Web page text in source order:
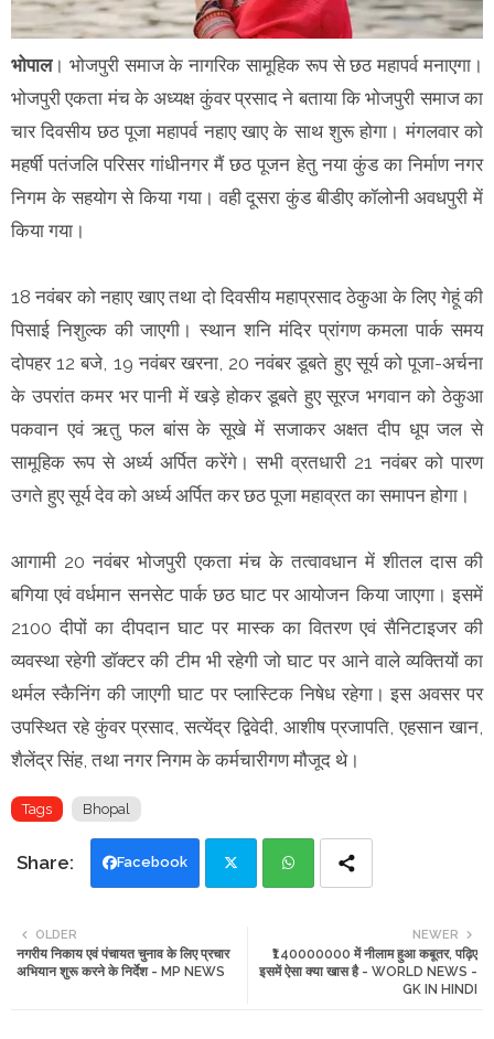
भोपाल। भोजपुरी समाज के नागरिक सामूहिक रूप से छठ महापर्व मनाएगा।
भोजपुरी एकता मंच के अध्यक्ष कुंवर प्रसाद ने बताया कि भोजपुरी समाज का
चार दिवसीय छठ पूजा महापर्व नहाए खाए के साथ शुरू होगा। मंगलवार को
महर्षी पतंजलि परिसर गांधीनगर मैं छठ पूजन हेतु नया कुंड का निर्माण नगर
निगम के सहयोग से किया गया। वही दूसरा कुंड बीडीए कॉलोनी अवधपुरी में
किया गया।
18 नवंबर को नहाए खाए तथा दो दिवसीय महाप्रसाद ठेकुआ के लिए गेहूं की
पिसाई निशुल्क की जाएगी। स्थान शनि मंदिर प्रांगण कमला पार्क समय
दोपहर 12 बजे, 19 नवंबर खरना, 20 नवंबर डूबते हुए सूर्य को पूजा-अर्चना
के उपरांत कमर भर पानी में खड़े होकर डूबते हुए सूरज भगवान को ठेकुआ
पकवान एवं ऋतु फल बांस के सूखे में सजाकर अक्षत दीप धूप जल से
सामूहिक रूप से अर्ध्य अर्पित करेंगे। सभी व्रतधारी 21 नवंबर को पारण
उगते हुए सूर्य देव को अर्ध्य अर्पित कर छठ पूजा महाव्रत का समापन होगा।
आगामी 20 नवंबर भोजपुरी एकता मंच के तत्वावधान में शीतल दास की
बगिया एवं वर्धमान सनसेट पार्क छठ घाट पर आयोजन किया जाएगा। इसमें
2100 दीपों का दीपदान घाट पर मास्क का वितरण एवं सैनिटाइजर की
व्यवस्था रहेगी डॉक्टर की टीम भी रहेगी जो घाट पर आने वाले व्यक्तियों का
थर्मल स्कैनिंग की जाएगी घाट पर प्लास्टिक निषेध रहेगा। इस अवसर पर
उपस्थित रहे कुंवर प्रसाद, सत्येंद्र द्विवेदी, आशीष प्रजापति, एहसान खान,
शैलेंद्र सिंह, तथा नगर निगम के कर्मचारीगण मौजूद थे।
Tags Bhopal
Facebook
tte ats
NEWER
₹140000000 में नीलाम हुआ कबूतर, पढ़िए
इसमें ऐसा क्या खास है - WORLD NEWS -
GK IN HINDI
OLDER
नगरीय निकाय एवं पंचायत चुनाव के लिए प्रचार
अभियान शुरू करने के निर्देश - MP NEWS